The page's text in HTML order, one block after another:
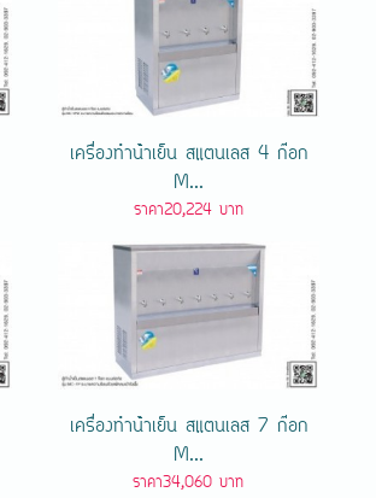
เครื่องทําน้ําเย็น สแตนเลส 4 ก๊อก
M...
ราคา20,224 บาท
เครื่องทําน้ําเย็น สแตนเลส 7 ก๊อก
M...
ราคา34,060 บาท